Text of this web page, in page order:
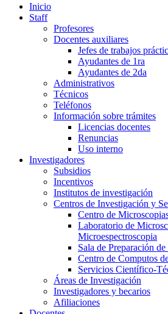
Inicio
Staff
Profesores
Docentes auxiliares
Jefes de trabajos
Ayudantes de 1ra
Ayudantes de 2da
Administrativos
Técnicos
Teléfonos
Información sobre trámites
Licencias docentes
Renuncias
Uso interno
Investigadores
Subsidios
Incentivos
Institutos de investigación
Centros de Investigación y
Centro de
Laboratorio de
Microespectroscopia
Sala de Preparación
Centro de Computos
Servicios Científico-
Áreas de Investigación
Investigadores y becarios
Afiliaciones